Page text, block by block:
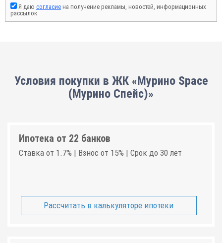
Я даю согласие на получение рекламы, новостей, информационных
рассылок
Условия покупки в ЖК «Мурино Space
(Мурино Спейс)»
Ипотека от 22 банков
Ставка от 1.7% | Взнос от 15% | Срок до 30 лет
Рассчитать в калькуляторе ипотеки